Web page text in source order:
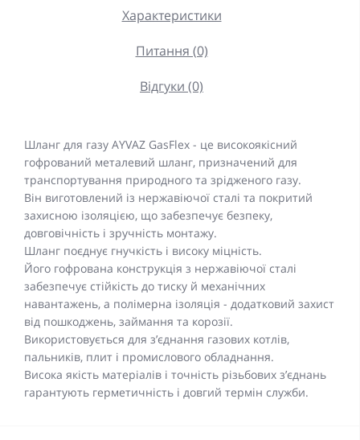
Характеристики
Питання (0)
Відгуки (0)
Шланг для газу AYVAZ GasFlex - це високоякісний
гофрований металевий шланг, призначений для
транспортування природного та зрідженого газу.
Він виготовлений із нержавіючої сталі та покритий
захисною ізоляцією, що забезпечує безпеку,
довговічність і зручність монтажу.
Шланг поєднує гнучкість і високу міцність.
Його гофрована конструкція з нержавіючої сталі
забезпечує стійкість до тиску й механічних
навантажень, а полімерна ізоляція - додатковий захист
від пошкоджень, займання та корозії.
Використовується для з’єднання газових котлів,
пальників, плит і промислового обладнання.
Висока якість матеріалів і точність різьбових з’єднань
гарантують герметичність і довгий термін служби.